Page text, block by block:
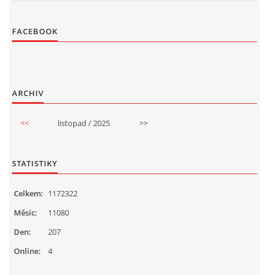
FACEBOOK
ARCHIV
<< listopad / 2025 >>
STATISTIKY
Online: 4
Celkem: 1172322
Měsíc:
11080
Den:
207